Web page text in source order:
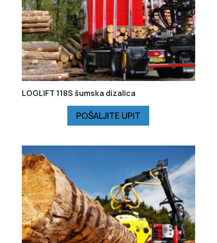
LOGLIFT 118S šumska dizalica
POŠALJITE UPIT